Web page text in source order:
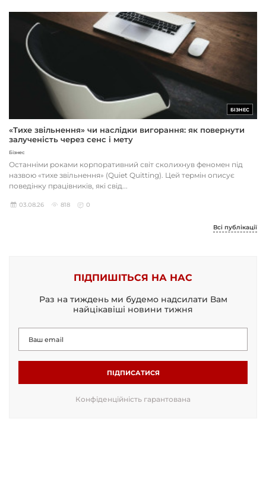
БІЗНЕС
«Тихе звільнення» чи наслідки вигорання: як повернути
залученість через сенс і мету
Бізнес
Останніми роками корпоративний світ сколихнув феномен під
назвою «тихе звільнення» (Quiet Quitting). Цей термін описує
поведінку працівників, які свід...
03.08.26 818 0
Всі публікації
ПІДПИШІТЬСЯ НА НАС
Раз на тиждень ми будемо надсилати Вам
найцікавіші новини тижня
ПІДПИСАТИСЯ
Конфіденційність гарантована